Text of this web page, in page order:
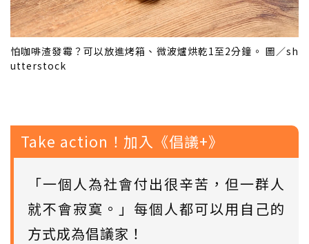
怕咖啡渣發霉？可以放進烤箱、微波爐烘乾1至2分鐘。 圖／sh
utterstock
Take action！加入《倡議+》
「一個人為社會付出很辛苦，但一群人
就不會寂寞。」每個人都可以用自己的
方式成為倡議家！